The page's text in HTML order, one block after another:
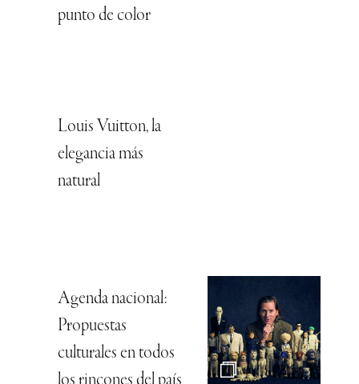
punto de color
Louis Vuitton, la
elegancia más
natural
Agenda nacional:
Propuestas
culturales en todos